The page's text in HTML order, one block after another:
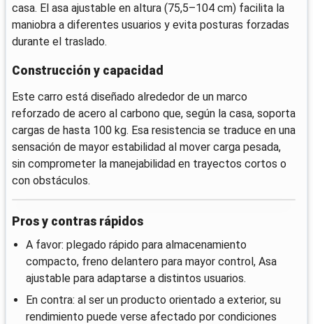
casa. El asa ajustable en altura (75,5–104 cm) facilita la
maniobra a diferentes usuarios y evita posturas forzadas
durante el traslado.
Construcción y capacidad
Este carro está diseñado alrededor de un marco
reforzado de acero al carbono que, según la casa, soporta
cargas de hasta 100 kg. Esa resistencia se traduce en una
sensación de mayor estabilidad al mover carga pesada,
sin comprometer la manejabilidad en trayectos cortos o
con obstáculos.
Pros y contras rápidos
A favor: plegado rápido para almacenamiento
compacto, freno delantero para mayor control, Asa
ajustable para adaptarse a distintos usuarios.
En contra: al ser un producto orientado a exterior, su
rendimiento puede verse afectado por condiciones